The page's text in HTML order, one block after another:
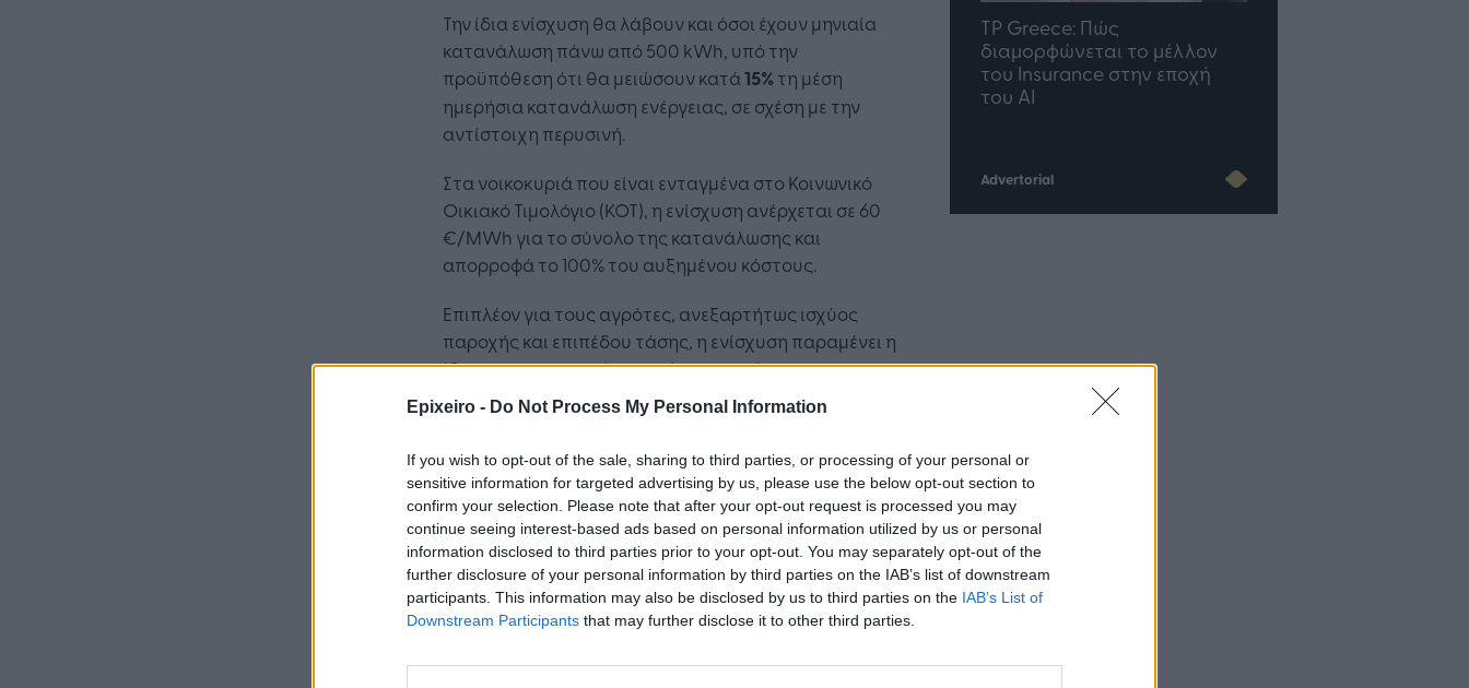
Epixeiro - Do Not Process My Personal Information
If you wish to opt-out of the sale, sharing to third parties, or processing of your personal or
sensitive information for targeted advertising by us, please use the below opt-out section to
confirm your selection. Please note that after your opt-out request is processed you may
continue seeing interest-based ads based on personal information utilized by us or personal
information disclosed to third parties prior to your opt-out. You may separately opt-out of the
further disclosure of your personal information by third parties on the IAB’s list of downstream
participants. This information may also be disclosed by us to third parties on the IAB’s List of
Downstream Participants that may further disclose it to other third parties.
Την ίδια ενίσχυση θα λάβουν και όσοι έχουν μηνιαία
κατανάλωση πάνω από 500 kWh, υπό την
προϋπόθεση ότι θα μειώσουν κατά15%τη μέση
ημερήσια κατανάλωση ενέργειας, σε σχέση με την
αντίστοιχη περυσινή.
Στα νοικοκυριά που είναι ενταγμένα στο Κοινωνικό
Οικιακό Τιμολόγιο (ΚΟΤ), η ενίσχυση ανέρχεται σε 60
€/MWh για το σύνολο της κατανάλωσης και
απορροφά το 100% του αυξημένου κόστους.
Επιπλέον για τους αγρότες, ανεξαρτήτως ισχύος
παροχής και επιπέδου τάσης, η ενίσχυση παραμένει η
ίδια με τον προηγούμενο μήνα και ανέρχεται σε
25€/MWh, για το σύνολο της μηνιαίας κατανάλωσης.
και αγρότες, το Δεκέμβριο, ξεπερνά συνολικά τα 34,7
εκατ. ευρώ.
Ακολουθήστε το στο
όλα τα επιχειρηματικά νέα
Η Τεχνητή Νοημοσύνη: το νέο
λειτουργικό σύστημα της
επιχείρησης
Οι προσλήψεις αλλάζουν: To
Jobfind.gr ως στρατηγικός
«σύμμαχος» για κάθε
επιχείρηση και εργαζόμενο
TP Greece: Πώς
διαμορφώνεται το μέλλον
του Insurance στην εποχή
του AI
Advertorial